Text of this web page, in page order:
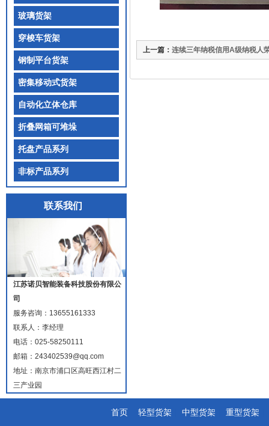
上一篇： 连续三年纳税信用A级纳税人
玻璃货架
穿梭车货架
钢制平台货架
密集移动式货架
自动化立体仓库
折叠网箱可堆垛
托盘产品系列
非标产品系列
联系我们
江苏诺贝智能装备科技股份有限公
司
服务咨询： 13655161333
联系人：李经理
电话：025-58250111
邮箱：243402539@qq.com
地址：南京市浦口区高旺西江村二
三产业园
首页 轻型货架 中型货架 重型货架